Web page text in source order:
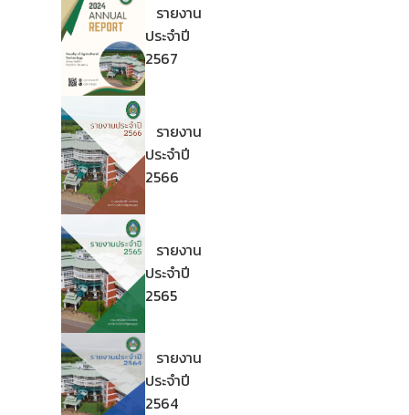
รายงาน
ประจำปี
2567
รายงาน
ประจำปี
2566
รายงาน
ประจำปี
2565
รายงาน
ประจำปี
2564